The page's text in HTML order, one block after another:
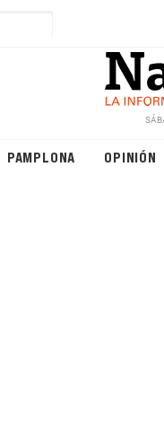
PAMPLONA OPINIÓN